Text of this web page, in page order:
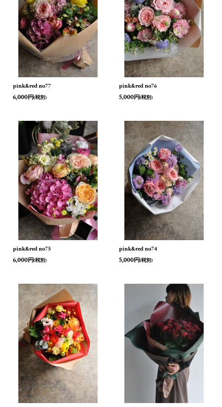
pink&red no77
6,000円(税別)
pink&red no76
5,000円(税別)
pink&red no75
6,000円(税別)
pink&red no74
5,000円(税別)